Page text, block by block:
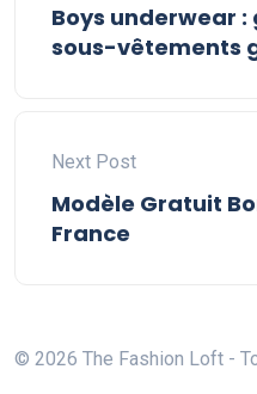
Boys underwear
sous-vêtements
Next Post
Modèle Gratuit
France
© 2026 The Fashion Loft -